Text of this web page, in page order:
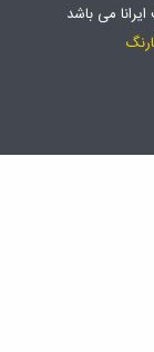
می باشد